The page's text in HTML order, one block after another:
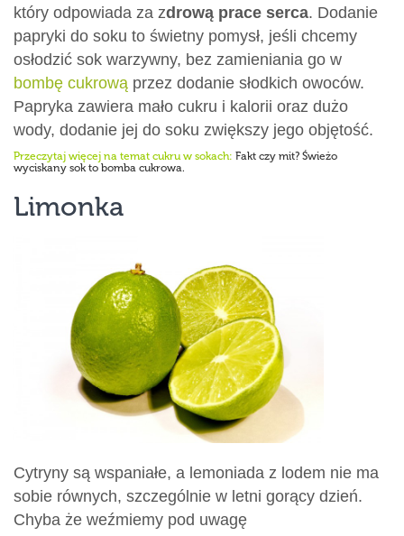
który odpowiada za zdrową prace serca. Dodanie
papryki do soku to świetny pomysł, jeśli chcemy
osłodzić sok warzywny, bez zamieniania go w
bombę cukrową przez dodanie słodkich owoców.
Papryka zawiera mało cukru i kalorii oraz dużo
wody, dodanie jej do soku zwiększy jego objętość.
Przeczytaj więcej na temat cukru w sokach: Fakt czy mit? Świeżo
wyciskany sok to bomba cukrowa.
Limonka
Cytryny są wspaniałe, a lemoniada z lodem nie ma
sobie równych, szczególnie w letni gorący dzień.
Chyba że weźmiemy pod uwagę